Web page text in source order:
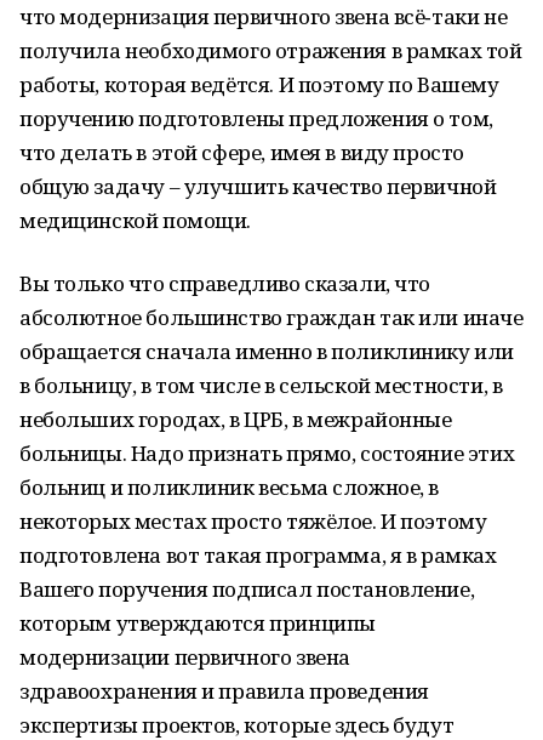
что модернизация первичного звена всё‑таки не
получила необходимого отражения в рамках той
работы, которая ведётся. И поэтому по Вашему
поручению подготовлены предложения о том,
что делать в этой сфере, имея в виду просто
общую задачу – улучшить качество первичной
медицинской помощи.
Вы только что справедливо сказали, что
абсолютное большинство граждан так или иначе
обращается сначала именно в поликлинику или
в больницу, в том числе в сельской местности, в
небольших городах, в ЦРБ, в межрайонные
больницы. Надо признать прямо, состояние этих
больниц и поликлиник весьма сложное, в
некоторых местах просто тяжёлое. И поэтому
подготовлена вот такая программа, я в рамках
Вашего поручения подписал постановление,
которым утверждаются принципы
модернизации первичного звена
здравоохранения и правила проведения
экспертизы проектов, которые здесь будут